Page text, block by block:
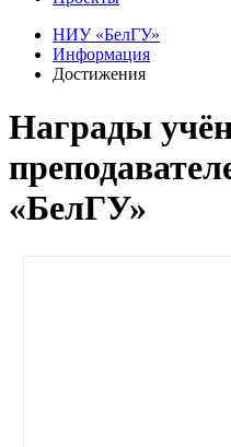
НИУ «БелГУ»
Информация
Достижения
Награды
«БелГУ»